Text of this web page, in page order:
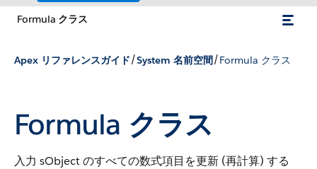
Formula クラス
Apex リファレンスガイド/System 名前空間/Formula クラス
Formula クラス
入力 sObject のすべての数式項目を更新 (再計算) する